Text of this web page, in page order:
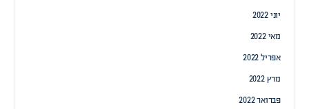
יוני 2022
מאי 2022
אפריל 2022
מרץ 2022
פברואר 2022